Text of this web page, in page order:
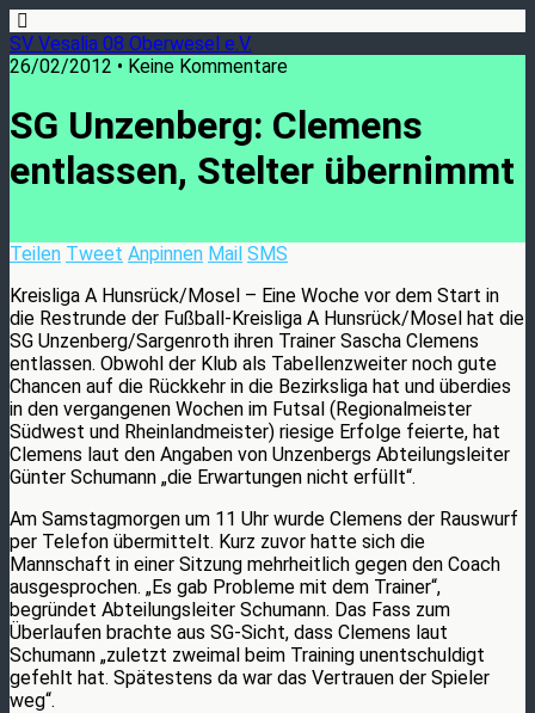
SV Vesalia 08 Oberwesel e.V.
26/02/2012 • Keine Kommentare
SG Unzenberg: Clemens
entlassen, Stelter übernimmt
Teilen Tweet Anpinnen Mail SMS
Kreisliga A Hunsrück/Mosel – Eine Woche vor dem Start in
die Restrunde der Fußball-Kreisliga A Hunsrück/Mosel hat die
SG Unzenberg/Sargenroth ihren Trainer Sascha Clemens
entlassen. Obwohl der Klub als Tabellenzweiter noch gute
Chancen auf die Rückkehr in die Bezirksliga hat und überdies
in den vergangenen Wochen im Futsal (Regionalmeister
Südwest und Rheinlandmeister) riesige Erfolge feierte, hat
Clemens laut den Angaben von Unzenbergs Abteilungsleiter
Günter Schumann „die Erwartungen nicht erfüllt“.
Am Samstagmorgen um 11 Uhr wurde Clemens der Rauswurf
per Telefon übermittelt. Kurz zuvor hatte sich die
Mannschaft in einer Sitzung mehrheitlich gegen den Coach
ausgesprochen. „Es gab Probleme mit dem Trainer“,
begründet Abteilungsleiter Schumann. Das Fass zum
Überlaufen brachte aus SG-Sicht, dass Clemens laut
Schumann „zuletzt zweimal beim Training unentschuldigt
gefehlt hat. Spätestens da war das Vertrauen der Spieler
weg“.